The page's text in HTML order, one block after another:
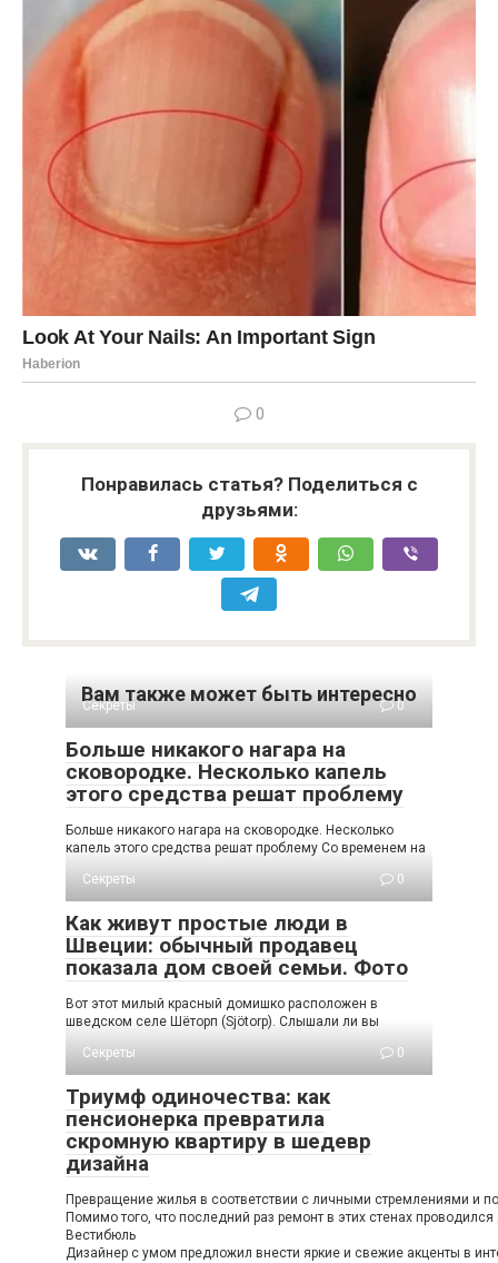
0
Понравилась статья? Поделиться с
друзьями:
Вам также может быть интересно
Секреты 0
Больше никакого нагара на
сковородке. Несколько капель
этого средства решат проблему
Больше никакого нагара на сковородке. Несколько
капель этого средства решат проблему Со временем на
Секреты
0
Как живут простые люди в
Швеции: обычный продавец
показала дом своей семьи. Фото
Вот этот милый красный домишко расположен в
шведском селе Шёторп (Sjötorp). Слышали ли вы
Секреты
0
Триумф одиночества: как
пенсионерка превратила
скромную квартиру в шедевр
дизайна
Превращение жилья в соответствии с личными стремлениями и
Помимо того, что последний раз ремонт в этих стенах
Вестибюль
Дизайнер с умом предложил внести яркие и свежие акценты в